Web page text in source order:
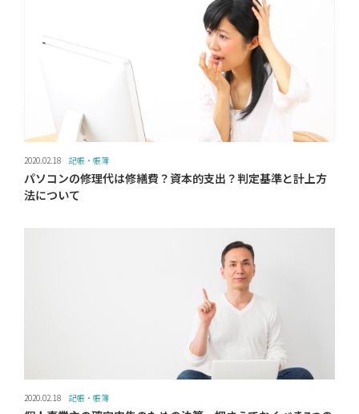
2020.02.18 記帳・帳簿
パソコンの修理代は修繕費？資本的支出？判定基準と計上方
法について
2020.02.18 記帳・帳簿